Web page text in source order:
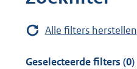
Alle filters herstellen
Geselecteerde filters (0)